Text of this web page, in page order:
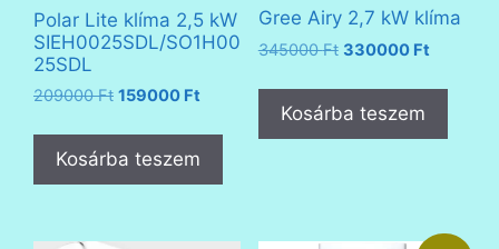
Polar Lite klíma 2,5 kW
SIEH0025SDL/SO1H00
25SDL
209000Ft Original
was:
209000 Ft.
159000 Ft
is:
Kosárba teszem
Gree Airy 2,7 kW klíma
345000Ft Original
was:
345000 Ft.
330000 FtCurrent
is:
Kosárba teszem